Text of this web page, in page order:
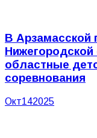
В Арзамасской
Нижегородской
областные
соревнования
Окт142025